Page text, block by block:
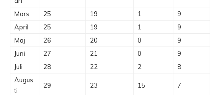
Mars 25 19 1
9
April
25 19 1
9
Maj
26 20 0
9
Juni
27 21 0
9
Juli
28 22 2
8
Augus
ti
29 23 15 7